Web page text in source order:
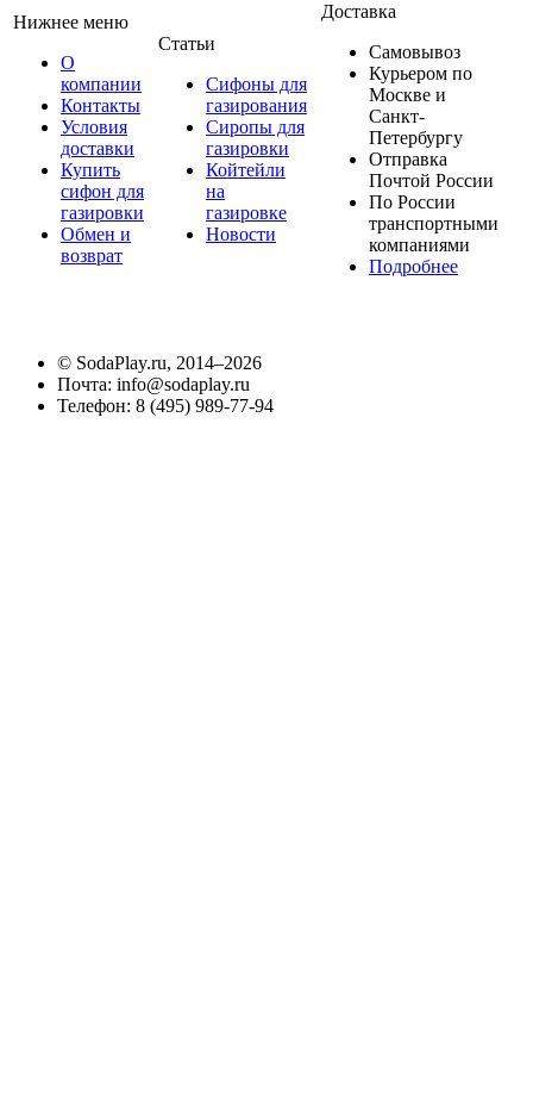
Нижнее меню
О
компании
Контакты
Условия
доставки
Купить
сифон для
газировки
Обмен и
возврат
Статьи
Сифоны для
газирования
Сиропы для
газировки
Койтейли
на
газировке
Новости
Доставка
Самовывоз
Курьером по
Москве и
Санкт-
Петербургу
Отправка
Почтой России
По России
транспортными
компаниями
Подробнее
© SodaPlay.ru, 2014–2026
Почта: info@sodaplay.ru
Телефон: 8 (495) 989-77-94